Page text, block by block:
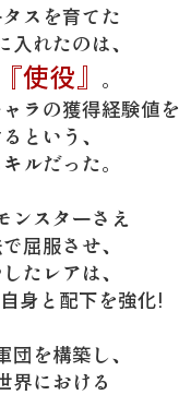
スを育てた
れたのは、
使役』 。
ラの獲得経験値を
という、
ルだった。
ンスターさえ
屈服させ、
たレアは、
身と配下を強化!
を構築し、
界における